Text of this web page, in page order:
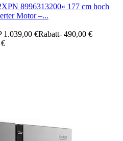
8996313200« 177 cm hoch
Motor –...
1.039,00 €Rabatt- 490,00 €